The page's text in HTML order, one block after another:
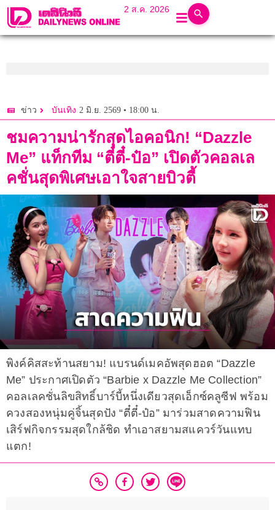
2 ส.ค. 2026
ข่าว บันเทิง 2 มิ.ย. 2569 • 18:00 น.
ชมความน่ารักสุดไอคอนิก! “Dazzle
Me” แท็กทีม “ตี๋ตี๋-ป๋อ” เปิดตัวคอลเล
คชั่นสุดพิเศษเอาใจสายบิวตี้
พิงค์คิสสะท้านสยาม! แบรนด์เมคอัพสุดฮอต “Dazzle
Me” ประกาศเปิดตัว “Barbie x Dazzle Me Collection”
คอลเลคชั่นลิขสิทธิ์บาร์บี้หนึ่งเดียวสุดเอ็กซ์คลูซีฟ พร้อม
ควงสองหนุ่มคู่จิ้นสุดปัง “ตี๋ตี๋-ป๋อ” มาร่วมสาดความฟิน
เสิร์ฟกิจกรรมสุดใกล้ชิด ทำเอาสยามสแควร์วันแทบ
แตก!